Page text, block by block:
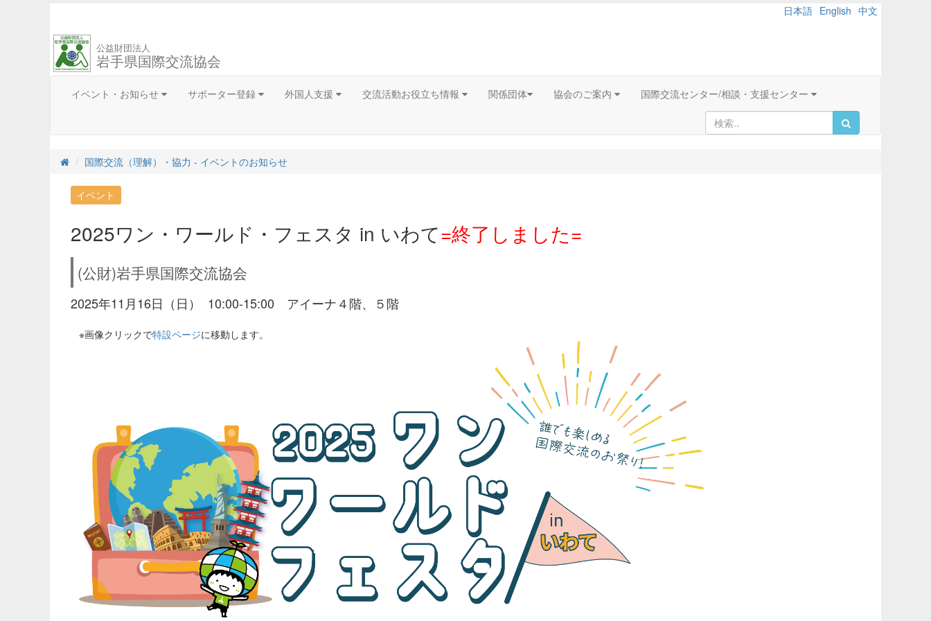
日本語 English 中文
公益財団法人
岩手県国際交流協会
イベント・お知らせ サポーター登録 外国人支援 交流活動お役立ち情報 関係団体 協会のご案内 国際交流センター/相談・支援センター
国際交流（理解）・協力 - イベントのお知らせ
イベント
2025ワン・ワールド・フェスタ in いわて=終了しました=
(公財)岩手県国際交流協会
2025年11月16日（日） 10:00-15:00 アイーナ４階、５階
※画像クリックで特設ページに移動します。